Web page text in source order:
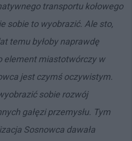
transportu kołowego
sobie to wyobrazić. Ale sto,
temu byłoby naprawdę
element miastotwórczy w
jest czymś oczywistym.
sobie rozwój
gałęzi przemysłu. Tym
Sosnowca dawała